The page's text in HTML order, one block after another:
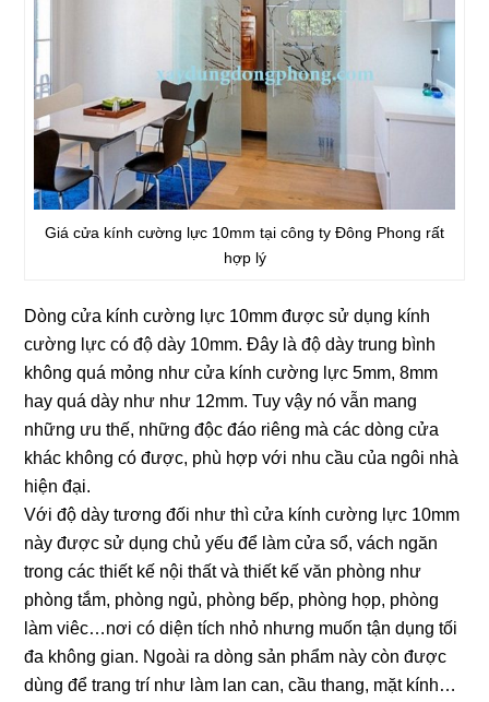
Giá cửa kính cường lực 10mm tại công ty Đông Phong rất
hợp lý
Dòng cửa kính cường lực 10mm được sử dụng kính
cường lực có độ dày 10mm. Đây là độ dày trung bình
không quá mỏng như cửa kính cường lực 5mm, 8mm
hay quá dày như như 12mm. Tuy vậy nó vẫn mang
những ưu thế, những độc đáo riêng mà các dòng cửa
khác không có được, phù hợp với nhu cầu của ngôi nhà
hiện đại.
Với độ dày tương đối như thì cửa kính cường lực 10mm
này được sử dụng chủ yếu để làm cửa sổ, vách ngăn
trong các thiết kế nội thất và thiết kế văn phòng như
phòng tắm, phòng ngủ, phòng bếp, phòng họp, phòng
làm viêc…nơi có diện tích nhỏ nhưng muốn tận dụng tối
đa không gian. Ngoài ra dòng sản phẩm này còn được
dùng để trang trí như làm lan can, cầu thang, mặt kính…